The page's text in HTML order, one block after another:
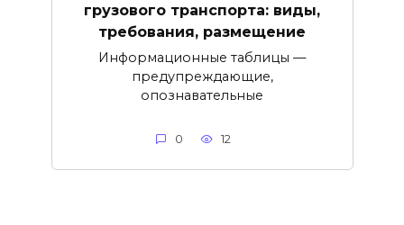
грузового транспорта: виды,
требования, размещение
Информационные таблицы —
предупреждающие,
опознавательные
0 12